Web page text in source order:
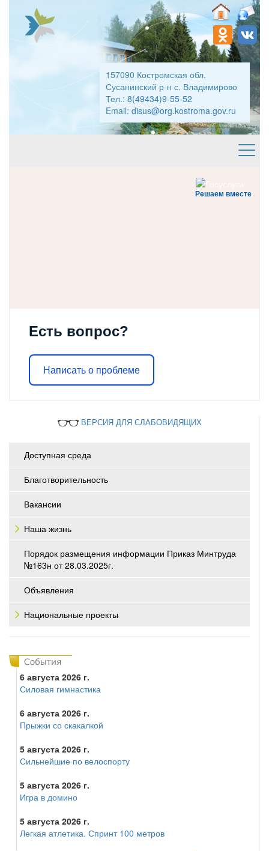
157090 Костромская обл.
Сусанинский р-н с. Владимирово
Тел.: 8(49434)9-55-52
Email: disus@org.kostroma.gov.ru
Решаем вместе
Есть вопрос?
Написать о проблеме
ВЕРСИЯ ДЛЯ СЛАБОВИДЯЩИХ
Доступная среда
Благотворительность
Вакансии
Наша жизнь
Порядок размещения информации Приказ Минтруда
№163н от 28.03.2025г.
Объявления
Национальные проекты
6 августа 2026 г.
Силовая гимнастика
6 августа 2026 г.
Прыжки со скакалкой
5 августа 2026 г.
Сильнейшие по велоспорту
5 августа 2026 г.
Игра в домино
5 августа 2026 г.
Легкая атлетика. Спринт 100 метров